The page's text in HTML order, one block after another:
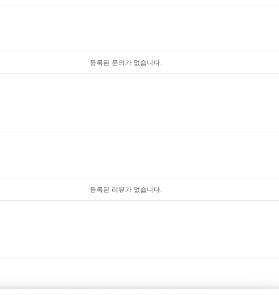
등록된 문의가 없습니다.
등록된 리뷰가 없습니다.